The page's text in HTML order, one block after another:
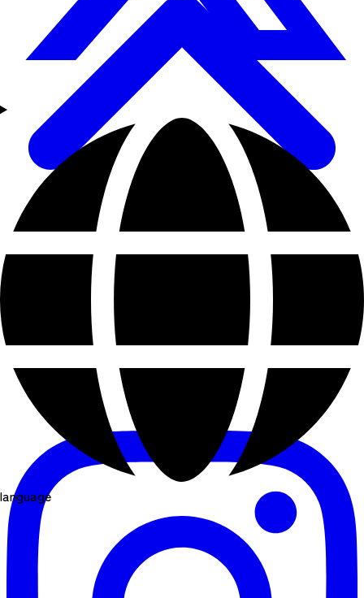
language